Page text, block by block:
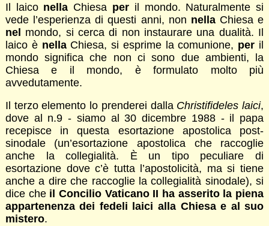
Il laico nella Chiesa per il mondo. Naturalmente si
vede l’esperienza di questi anni, non nella Chiesa e
nel mondo, si cerca di non instaurare una dualità. Il
laico è nellaChiesa, si esprime la comunione, per il
mondo significa che non ci sono due ambienti, la
Chiesa e il mondo, è formulato molto più
avvedutamente.
Il terzo elemento lo prenderei dalla Christifideles laici,
dove al n.9 - siamo al 30 dicembre 1988 - il papa
recepisce in questa esortazione apostolica post-
sinodale (un’esortazione apostolica che raccoglie
anche la collegialità. È un tipo peculiare di
esortazione dove c’è tutta l’apostolicità, ma si tiene
anche a dire che raccoglie la collegialità sinodale), si
dice che il Concilio Vaticano II ha asserito la piena
appartenenza dei fedeli laici alla Chiesa e al suo
mistero.